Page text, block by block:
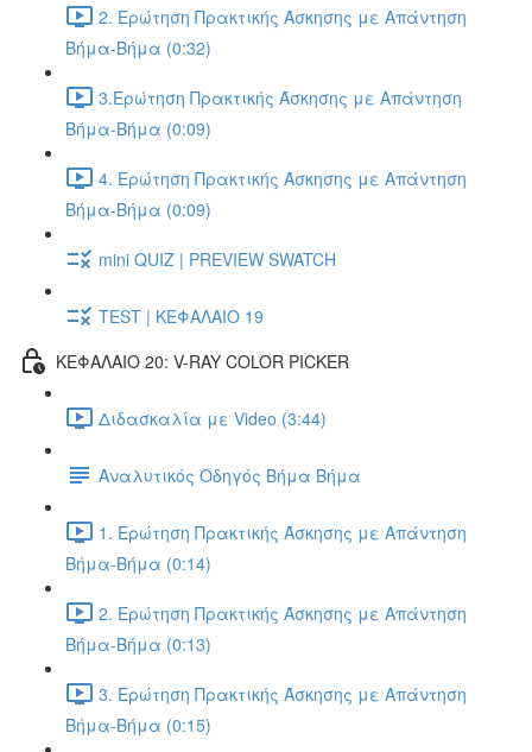
2. Ερώτηση Πρακτικής Άσκησης με Απάντηση
Βήμα-Βήμα (0:32)
3.Ερώτηση Πρακτικής Άσκησης με Απάντηση
Βήμα-Βήμα (0:09)
4. Ερώτηση Πρακτικής Άσκησης με Απάντηση
Βήμα-Βήμα (0:09)
mini QUIZ | PREVIEW SWATCH
TEST | ΚΕΦΑΛΑΙΟ 19
ΚΕΦΑΛΑΙΟ 20: V-RAY COLOR PICKER
Διδασκαλία με Video (3:44)
Αναλυτικός Οδηγός Βήμα Βήμα
1. Ερώτηση Πρακτικής Άσκησης με Απάντηση
Βήμα-Βήμα (0:14)
2. Ερώτηση Πρακτικής Άσκησης με Απάντηση
Βήμα-Βήμα (0:13)
3. Ερώτηση Πρακτικής Άσκησης με Απάντηση
Βήμα-Βήμα (0:15)